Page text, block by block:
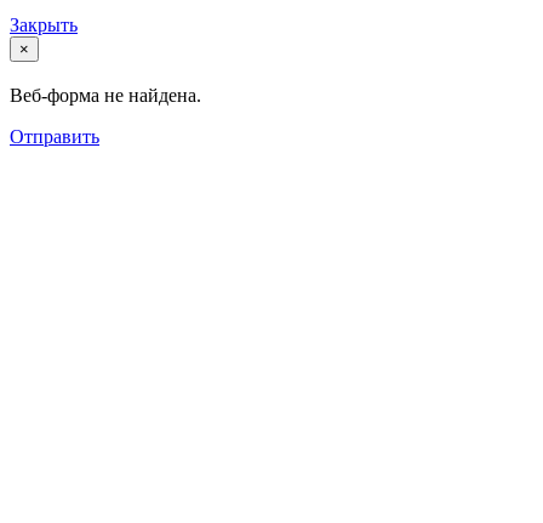
Закрыть
×
Веб-форма не найдена.
Отправить